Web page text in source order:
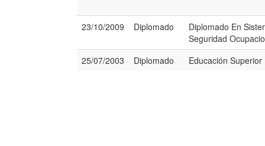
23/10/2009 Diplomado
Diplomado En
Seguridad
25/07/2003
Diplomado Educación Superior